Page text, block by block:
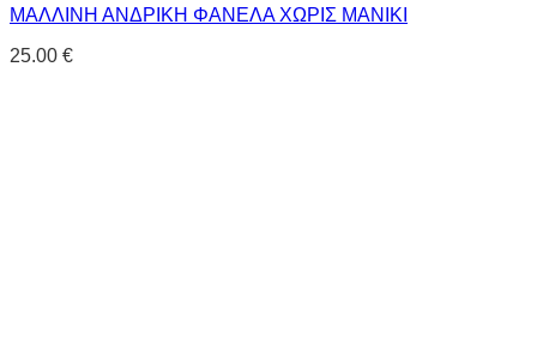
ΜΑΛΛΙΝΗ ΑΝΔΡΙΚΗ ΦΑΝΕΛΑ ΧΩΡΙΣ ΜΑΝΙΚΙ
25.00 €